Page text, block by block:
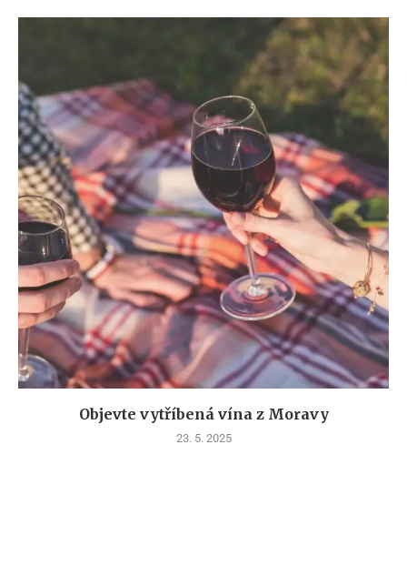
Objevte vytříbená vína z Moravy
23. 5. 2025